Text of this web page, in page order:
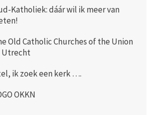
Katholiek: dáár wil ik meer van
Old Catholic Churches of the Union
Utrecht
ik zoek een kerk ….
OKKN